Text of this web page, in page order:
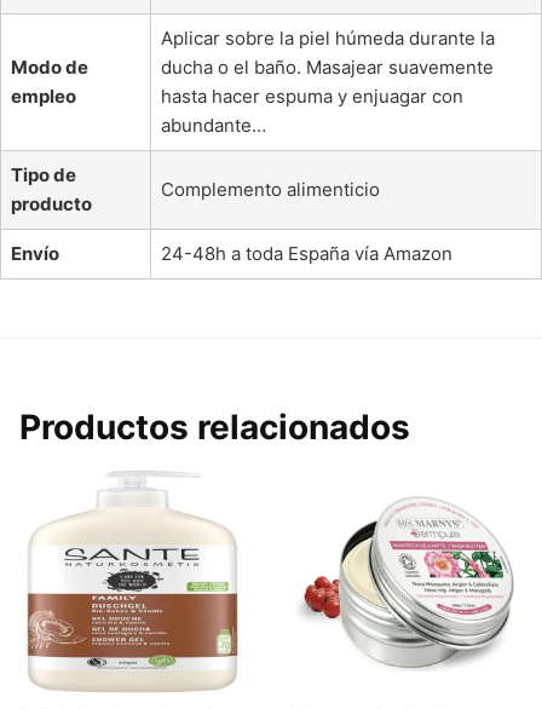
Modo de
empleo
Aplicar sobre la piel húmeda durante la
ducha o el baño. Masajear suavemente
hasta hacer espuma y enjuagar con
abundante…
Tipo de
producto
Complemento alimenticio
Envío 24-48h a toda España vía Amazon
Productos relacionados